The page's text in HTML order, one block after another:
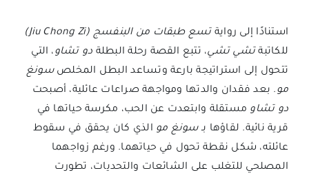
استنادًا إلى رواية تسع طبقات من البنفسج (Jiu Chong Zi)
للكاتبة تشي تشي، تتبع القصة رحلة البطلة دو تشاو، التي
تتحول إلى استراتيجة بارعة وتساعد البطل المخلصسونغ
مو. بعد فقدان والدتها ومواجهة صراعات عائلية، أصبحت
دو تشاو مستقلة وابتعدت عن الحب، مكرسة حياتها في
قرية نائية. لقاؤها بـسونغ مو الذي كان يحقق في سقوط
عائلته، شكل نقطة تحول في حياتهما. ورغم زواجهما
المصلحي للتغلب على الشائعات والتحديات، تطورت